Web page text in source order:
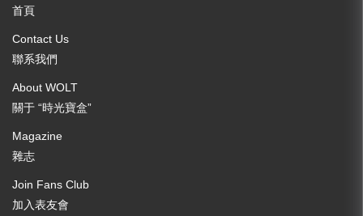
首頁
Contact Us
聯系我們
About WOLT
關于 “時光寶盒”
Magazine
雜志
Join Fans Club
加入表友會